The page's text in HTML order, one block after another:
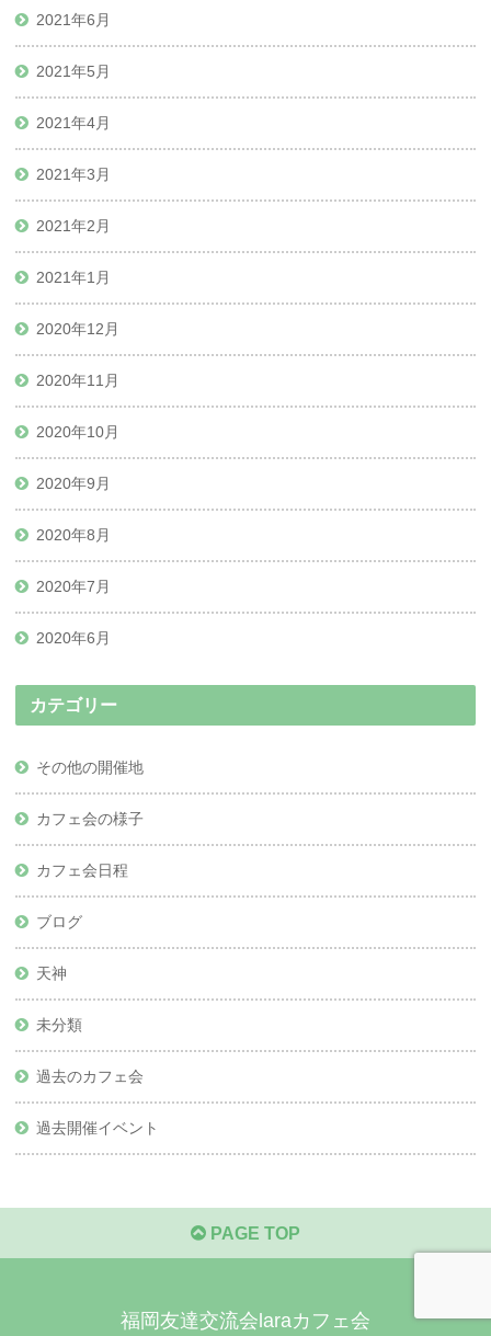
2021年6月
2021年5月
2021年4月
2021年3月
2021年2月
2021年1月
2020年12月
2020年11月
2020年10月
2020年9月
2020年8月
2020年7月
2020年6月
カテゴリー
その他の開催地
カフェ会の様子
カフェ会日程
ブログ
天神
未分類
過去のカフェ会
過去開催イベント
PAGE TOP
福岡友達交流会laraカフェ会